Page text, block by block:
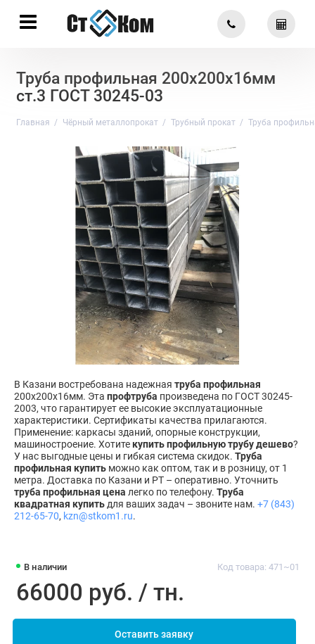
Труба профильная 200х200х16мм
ст.3 ГОСТ 30245-03
Главная Чёрный металлопрокат Трубный прокат Труба
В наличии Код товара: 471~01
66000 руб. / тн.
Оставить заявку
В Казани востребована надежная труба профильная
200х200х16мм. Эта профтруба произведена по ГОСТ 30245-
2003, что гарантирует ее высокие эксплуатационные
характеристики. Сертификаты качества прилагаются.
Применение: каркасы зданий, опорные конструкции,
машиностроение. Хотите купить профильную трубу дешево?
У нас выгодные цены и гибкая система скидок. Труба
профильная купить можно как оптом, так и в розницу, от 1
метра. Доставка по Казани и РТ – оперативно. Уточнить
труба профильная цена легко по телефону. Труба
квадратная купитьдля ваших задач – звоните нам. +7 (843)
212-65-70, kzn@stkom1.ru.